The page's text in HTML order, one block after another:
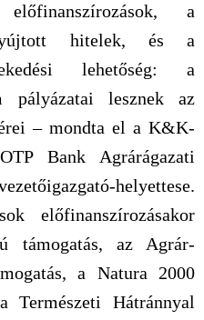
a
nyújtott hitelek, és a
lehetőség: a
pályázatai lesznek az
– mondta el a K&K-
Bank Agrárágazati
helyettese.
előfinanszírozásakor
támogatás, az Agrár-
a Natura 2000
Természeti Hátránnyal